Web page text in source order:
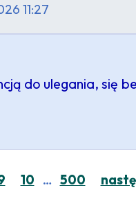
11:27
do ulegania, się
10 … 500